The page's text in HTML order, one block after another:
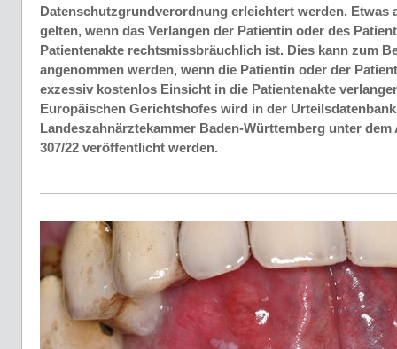
Datenschutzgrundverordnung erleichtert werden. Etwas
gelten, wenn das Verlangen der Patientin oder des
Patientenakte rechtsmissbräuchlich ist. Dies kann zum
angenommen werden, wenn die Patientin oder der
exzessiv kostenlos Einsicht in die Patientenakte
Europäischen Gerichtshofes wird in der
Landeszahnärztekammer Baden-Württemberg unter dem
307/22 veröffentlicht werden.